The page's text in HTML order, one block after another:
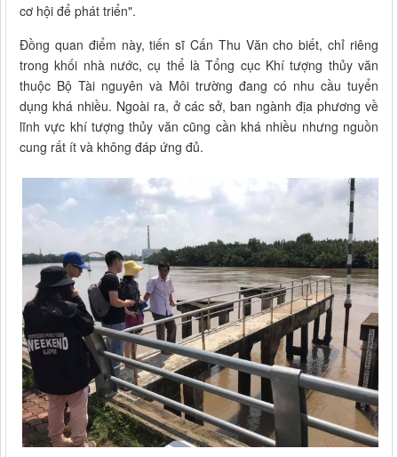
cơ hội để phát triển".
Đồng quan điểm này, tiến sĩ Cấn Thu Văn cho biết, chỉ riêng
trong khối nhà nước, cụ thể là Tổng cục Khí tượng thủy văn
thuộc Bộ Tài nguyên và Môi trường đang có nhu cầu tuyển
dụng khá nhiều. Ngoài ra, ở các sở, ban ngành địa phương về
lĩnh vực khí tượng thủy văn cũng cần khá nhiều nhưng nguồn
cung rất ít và không đáp ứng đủ.